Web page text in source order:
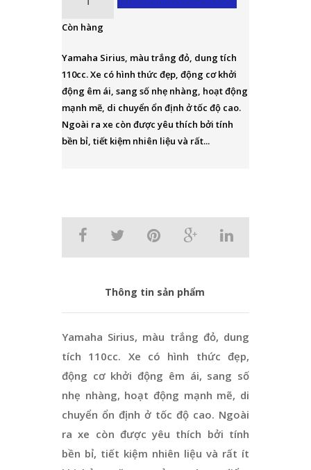
Còn hàng
Yamaha Sirius, màu trắng đỏ, dung tích
110cc. Xe có hình thức đẹp, động cơ khởi
động êm ái, sang số nhẹ nhàng, hoạt động
mạnh mẽ, di chuyển ổn định ở tốc độ cao.
Ngoài ra xe còn được yêu thích bởi tính
bền bỉ, tiết kiệm nhiên liệu và rất...
Thông tin sản phẩm
Yamaha Sirius, màu trắng đỏ, dung
tích 110cc. Xe có hình thức đẹp,
động cơ khởi động êm ái, sang số
nhẹ nhàng, hoạt động mạnh mẽ, di
chuyển ổn định ở tốc độ cao. Ngoài
ra xe còn được yêu thích bởi tính
bền bỉ, tiết kiệm nhiên liệu và rất ít